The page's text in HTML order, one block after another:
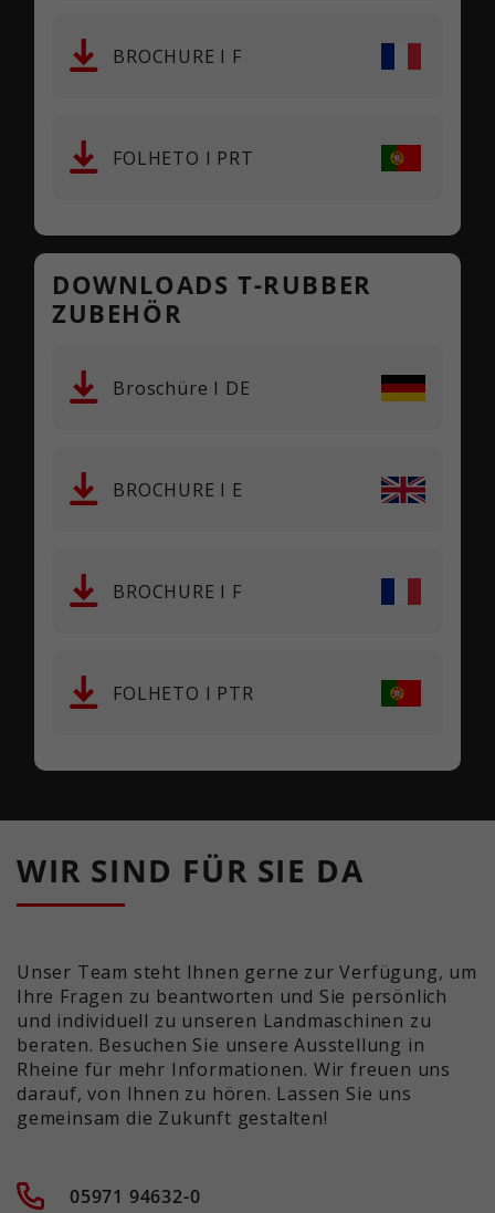
BROCHURE I F
FOLHETO I PRT
DOWNLOADS T-RUBBER
ZUBEHÖR
Broschüre I DE
BROCHURE I E
BROCHURE I F
FOLHETO I PTR
WIR SIND FÜR SIE DA
Unser Team steht Ihnen gerne zur Verfügung, um
Ihre Fragen zu beantworten und Sie persönlich
und individuell zu unseren Landmaschinen zu
beraten. Besuchen Sie unsere Ausstellung in
Rheine für mehr Informationen. Wir freuen uns
darauf, von Ihnen zu hören. Lassen Sie uns
gemeinsam die Zukunft gestalten!
05971 94632-0